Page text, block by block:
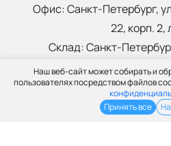
Наш веб-сайт может собирать и
пользователях посредством файлов
Принять все
Офис:Санкт-Петербург,
22, корп. 2,
Склад:Санкт-
(812)